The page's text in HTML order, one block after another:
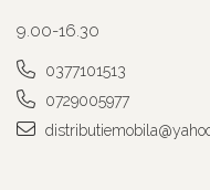
9.00-16.30
0377101513
0729005977